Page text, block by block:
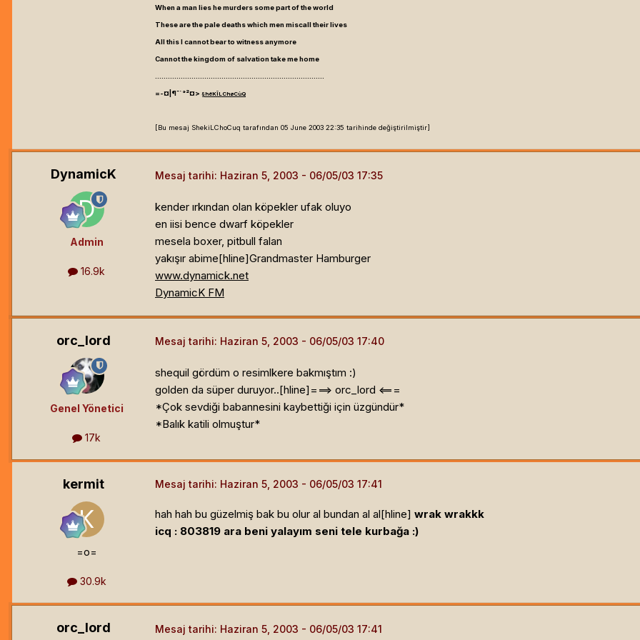
When a man lies he murders some part of the world
These are the pale deaths which men miscall their lives
All this I cannot bear to witness anymore
Cannot the kingdom of salvation take me home
...............................................................................
=-¤|¶¯`°²¤> §hëKÎLChøCùQ
[Bu mesaj ShekiLChoCuq tarafından 05 June 2003 22:35 tarihinde değiştirilmiştir]
DynamicK
Admin
16.9k
Mesaj tarihi: Haziran 5, 2003
kender ırkından olan köpekler ufak oluyo
en iisi bence dwarf köpekler
mesela boxer, pitbull falan
yakışır abime[hline]Grandmaster Hamburger
www.dynamick.net
DynamicK FM
orc_lord
Genel Yönetici
17k
Mesaj tarihi: Haziran 5, 2003
shequil gördüm o resimlkere bakmıştım :)
golden da süper duruyor..[hline] ===> orc_lord <===
*Çok sevdiği babannesini kaybettiği için üzgündür*
*Balık katili olmuştur*
kermit
=o=
30.9k
Mesaj tarihi: Haziran 5, 2003
hah hah bu güzelmiş bak bu olur al bundan al al[hline] wrak wrakkk
icq : 803819 ara beni yalayım seni tele kurbağa :)
orc_lord Mesaj tarihi: Haziran 5, 2003